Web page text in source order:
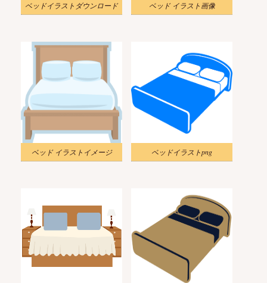
ベッドイラストダウンロード ベッド イラスト画像
ベッド イラストイメージ ベッドイラストpng